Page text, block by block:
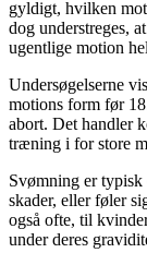
gyldigt, hvilken
dog understreges,
ugentlige motion
Undersøgelserne
motions form før
abort. Det handler
træning i for store
Svømning er typisk
skader, eller føler
også ofte, til
under deres